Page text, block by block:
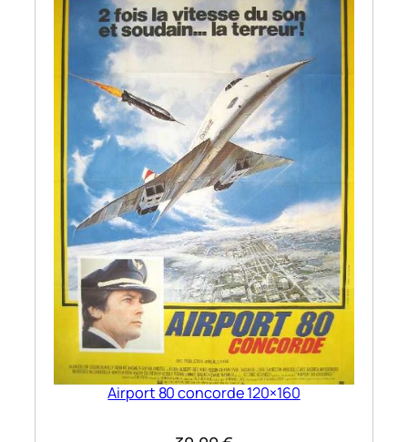
Airport 80 concorde 120×160